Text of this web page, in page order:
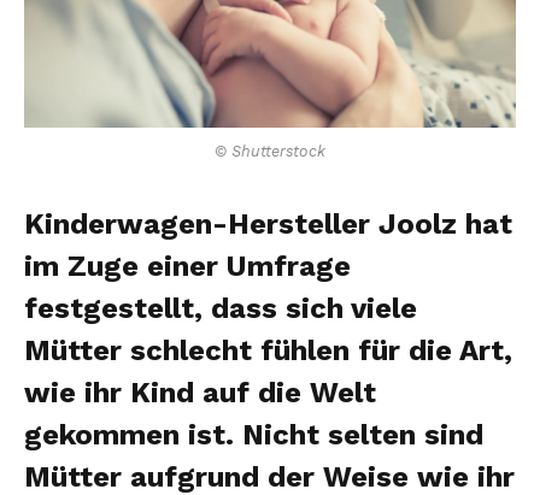
© Shutterstock
Kinderwagen-Hersteller Joolz hat
im Zuge einer Umfrage
festgestellt, dass sich viele
Mütter schlecht fühlen für die Art,
wie ihr Kind auf die Welt
gekommen ist. Nicht selten sind
Mütter aufgrund der Weise wie ihr